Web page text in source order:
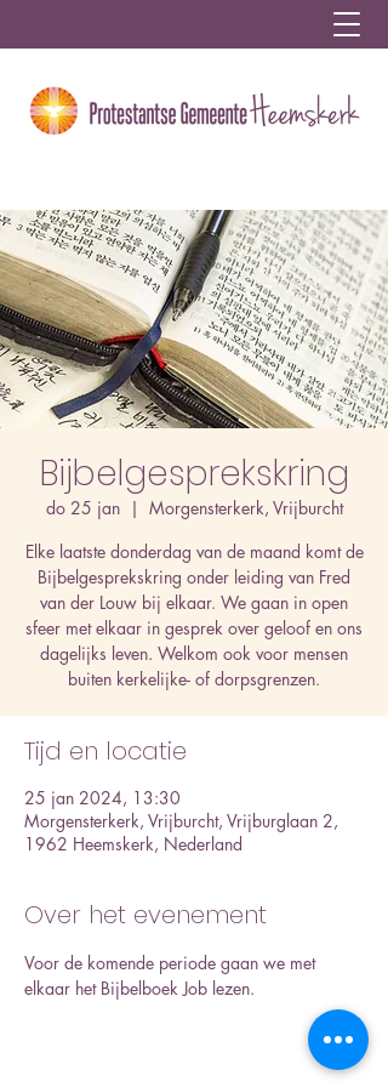
Bijbelgesprekskring
do 25 jan
  |
Morgensterkerk, Vrijburcht
Elke laatste donderdag van de maand komt de
Bijbelgesprekskring onder leiding van Fred
van der Louw bij elkaar. We gaan in open
sfeer met elkaar in gesprek over geloof en ons
dagelijks leven. Welkom ook voor mensen
buiten kerkelijke- of dorpsgrenzen.
Tijd en locatie
25 jan 2024, 13:30
Morgensterkerk, Vrijburcht, Vrijburglaan 2,
1962 Heemskerk, Nederland
Over het evenement
Voor de komende periode gaan we met
elkaar het Bijbelboek Job lezen.